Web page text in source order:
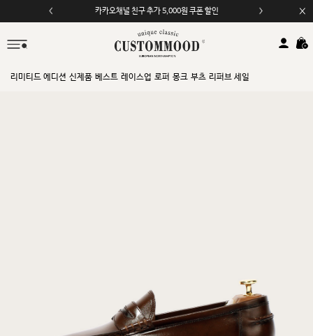
카카오채널 친구 추가 5,000원 쿠폰 할인
리미티드 에디션 신제품 베스트 레이스업 로퍼 몽크 부츠 리퍼브 세일